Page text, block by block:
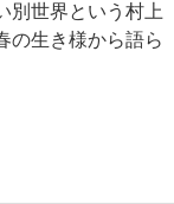
別世界という村上
の生き様から語ら